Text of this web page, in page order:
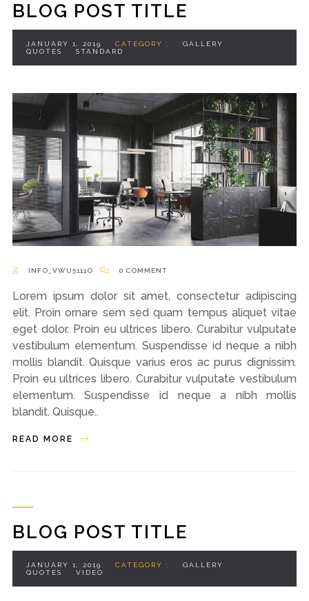
BLOG POST TITLE
JANUARY 1, 2019 CATEGORY :
GALLERY
QUOTES
STANDARD
INFO_VWU5111O 0 COMMENT
Lorem ipsum dolor sit amet, consectetur adipiscing
elit. Proin ornare sem sed quam tempus aliquet vitae
eget dolor. Proin eu ultrices libero. Curabitur vulputate
vestibulum elementum. Suspendisse id neque a nibh
mollis blandit. Quisque varius eros ac purus dignissim.
Proin eu ultrices libero. Curabitur vulputate vestibulum
elementum. Suspendisse id neque a nibh mollis
blandit. Quisque..
READ MORE
BLOG POST TITLE
JANUARY 1, 2019 CATEGORY :
GALLERY
QUOTES
VIDEO